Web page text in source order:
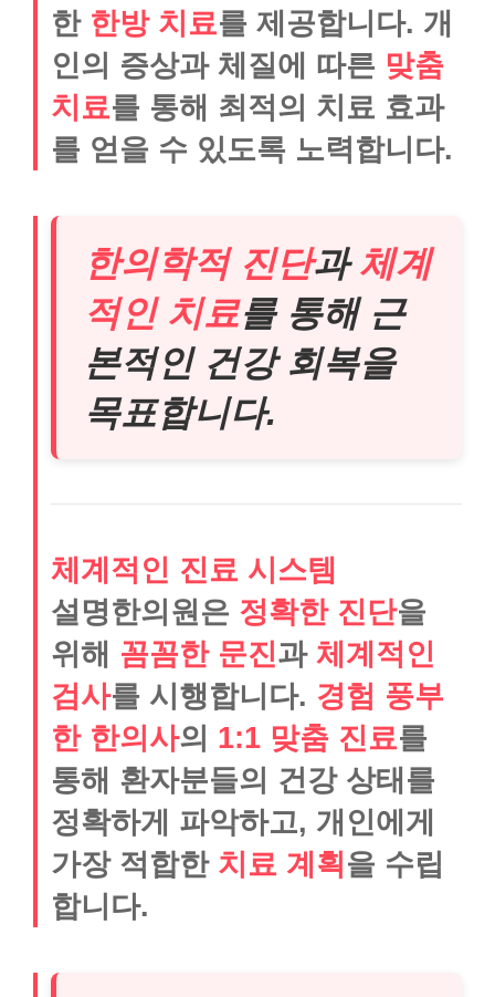
한 한방 치료를 제공합니다. 개
인의 증상과 체질에 따른 맞춤
치료를 통해 최적의 치료 효과
를 얻을 수 있도록 노력합니다.
한의학적 진단과체계
적인 치료를 통해 근
본적인 건강 회복을
목표합니다.
체계적인 진료 시스템
설명한의원은 정확한 진단을
위해 꼼꼼한 문진과 체계적인
검사를 시행합니다. 경험 풍부
한 한의사의 1:1 맞춤 진료를
통해 환자분들의 건강 상태를
정확하게 파악하고, 개인에게
가장 적합한 치료 계획을 수립
합니다.